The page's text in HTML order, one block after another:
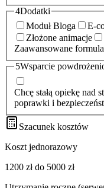
4Dodatki
Moduł Bloga
E-
Złożone animacje
Zaawansowane
5Wsparcie
Chcę stałą opiekę nad
poprawki i
Szacunek kosztów
Koszt jednorazowy
1200 zł do 5000 zł